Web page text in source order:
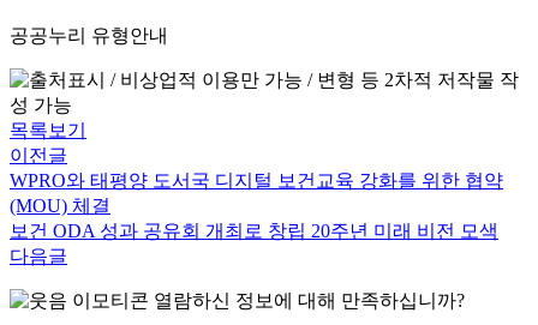
공공누리 유형안내
목록보기
이전글
WPRO와 태평양 도서국 디지털 보건교육 강화를 위한 협약
(MOU) 체결
보건 ODA 성과 공유회 개최로 창립 20주년 미래 비전 모색
다음글
열람하신 정보에 대해 만족하십니까?